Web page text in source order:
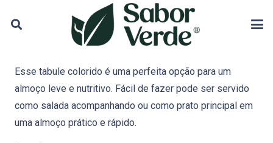
Esse tabule colorido é uma perfeita opção para um
almoço leve e nutritivo. Fácil de fazer pode ser servido
como salada acompanhando ou como prato principal em
uma almoço prático e rápido.